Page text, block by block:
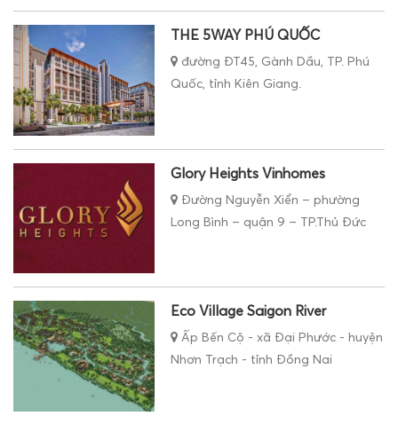
THE 5WAY PHÚ QUỐC
đường ĐT45, Gành Dầu, TP. Phú
Quốc, tỉnh Kiên Giang.
Glory Heights Vinhomes
Đường Nguyễn Xiển – phường
Long Bình – quận 9 – TP.Thủ Đức
Eco Village Saigon River
Ấp Bến Cộ - xã Đại Phước - huyện
Nhơn Trạch - tỉnh Đồng Nai